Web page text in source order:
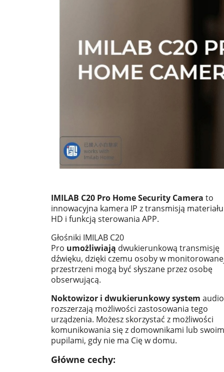
IMILAB C20 Pro Home Security Camera to
innowacyjna kamera IP z transmisją
HD i funkcją sterowania APP.
Głośniki IMILAB C20
Pro umożliwiają dwukierunkową transmisję
dźwięku, dzięki czemu osoby w
przestrzeni mogą być słyszane przez osobę
obserwującą.
Noktowizor i dwukierunkowy system audio
rozszerzają możliwości zastosowania tego
urządzenia. Możesz skorzystać z możliwości
komunikowania się z domownikami lub
pupilami, gdy nie ma Cię w domu.
Główne cechy: